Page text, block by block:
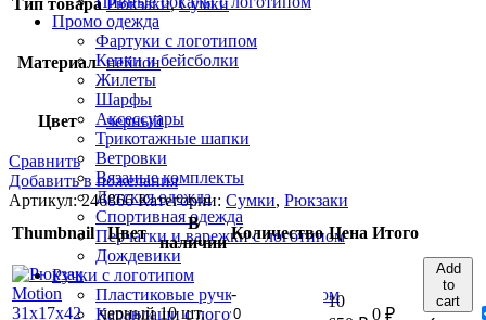
Промо одежда
Фартуки с логотипом
Кепки и бейсболки
Жилеты
Шарфы
Аксессуары
Трикотажные шапки
Ветровки
Вязаные комплекты
Детская одежда
Спортивная одежда
Перчатки и варежки с логотипом
Дождевики
Ручки с логотипом
Пластиковые ручки с логотипом
Карандаши с логотипом
Материал нейлон
Цвет черный
Сравнить
Добавить в пожелания
Артикул:246866Категории: Сумки, Рюкзаки
Thumbnail
Цвет
В
наличии
Количество Цена Итого
черный 10 шт.
-
10
0 ₽
Add
to
cart